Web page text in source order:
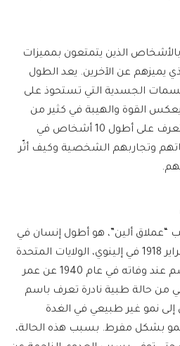
الذين يتمتعون بمميزات
يميزهم عن الآخرين. يعد الطول
الجسدية التي تستحوذ على
القوة والهيبة في كثير من
الأحيان. في هذا المقال، سنتعرف على أطول 10 أشخاص في
وتجاربهم الشخصية وكيف أثّر
“عملاق ألين”، هو أطول إنسان في
تاريخ البشرية. وُلد في 22 فبراير 1918 في إلينوي، الولايات المتحدة
الأمريكية، وبلغ طوله 272 سم عند وفاته في عام 1940 عن عمر
يعاني من حالة طبية نادرة تعرف باسم
إلى نمو غير طبيعي في الغدة
بشكل مفرط. بسبب هذه الحالة،